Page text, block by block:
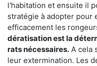
l'habitation et ensuite il
stratégie à adopter pour
efficacement les
dératisation est la
rats nécessaires. A cela
leur extermination. Les